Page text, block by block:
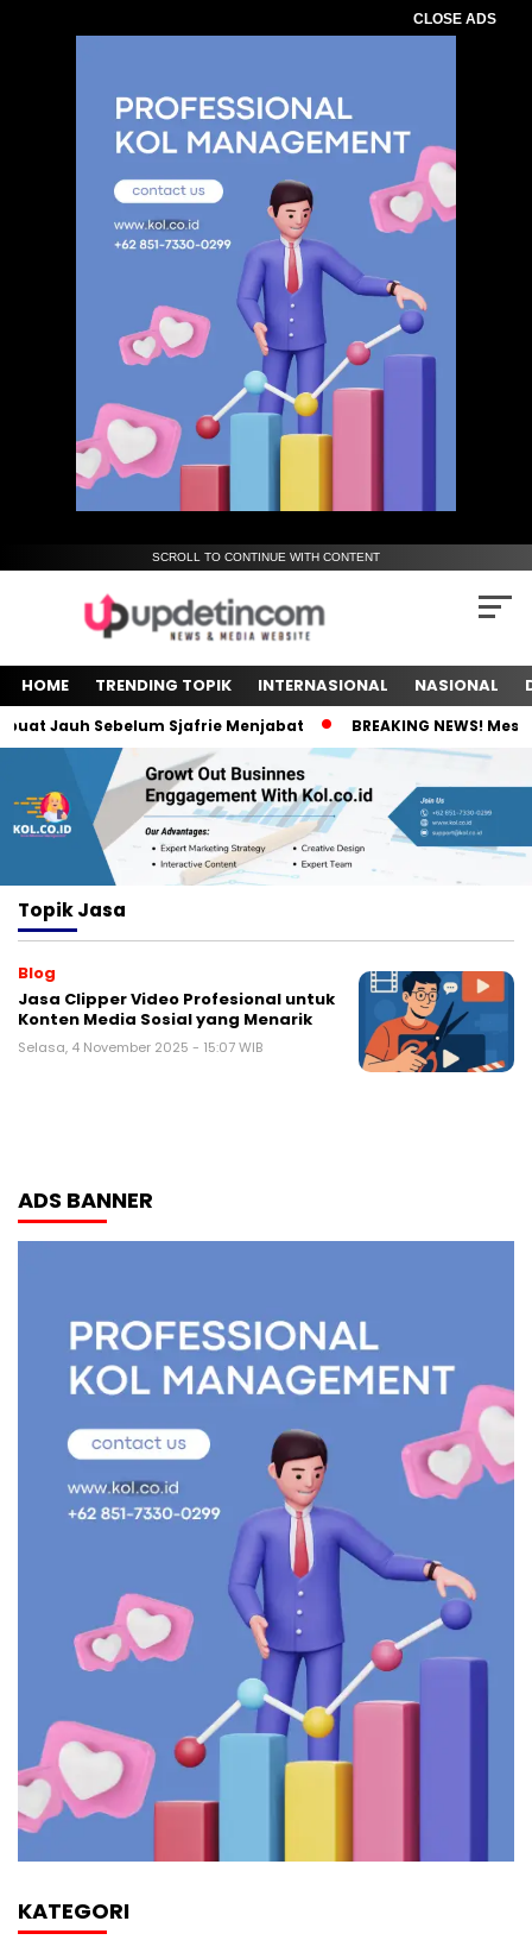
CLOSE ADS
SCROLL TO CONTINUE WITH CONTENT
HOME TRENDING TOPIK INTERNASIONAL NASIONAL
Jauh Sebelum Sjafrie Menjabat BREAKING NEWS!
TopikJasa
Blog
Jasa Clipper Video Profesional untuk
Konten Media Sosial yang Menarik
Selasa, 4 November 2025 - 15:07 WIB
ADS BANNER
KATEGORI